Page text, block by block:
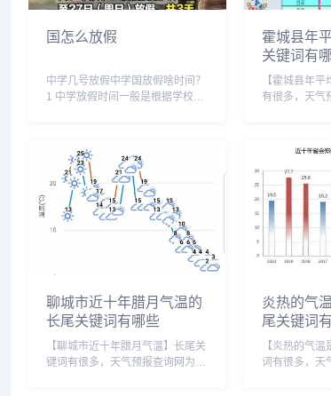
国怎么放假
中学几号放假中学国放假啥时间？
1 中学放假时间一般是根据学校的
学校管理工作。3 不同国家的中学
放假时间可能会...
霍城县年
关键词有
【霍城县年
有很多，天气
候,霍城县冬
降水量,霍城
城县历史天气...
聊城市近十年腊月气温的
长尾关键词有哪些
【聊城市近十年腊月气温】长尾关
键词有很多，天气预报查询网为您
炎热的气
尾关键词
【炎热的气
词有很多，天